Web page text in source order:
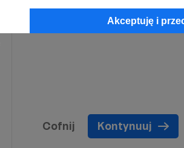
Akceptuję i
Cofnij Kontynuuj